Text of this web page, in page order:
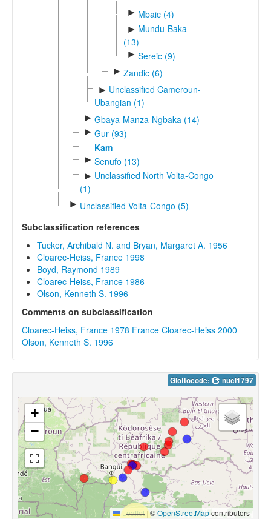
► Mbaic (4)
► Mundu-Baka
(13)
► Sereic (9)
► Zandic (6)
► Unclassified Cameroun-
Ubangian (1)
► Gbaya-Manza-Ngbaka (14)
► Gur (93)
Kam
► Senufo (13)
► Unclassified North Volta-Congo
(1)
► Unclassified Volta-Congo (5)
Subclassification references
Tucker, Archibald N. and Bryan, Margaret A. 1956
Cloarec-Heiss, France 1998
Boyd, Raymond 1989
Cloarec-Heiss, France 1986
Olson, Kenneth S. 1996
Comments on subclassification
Cloarec-Heiss, France 1978 France Cloarec-Heiss 2000
Olson, Kenneth S. 1996
Glottocode: nucl1797
+
−
Leaflet |©OpenStreetMapcontributors